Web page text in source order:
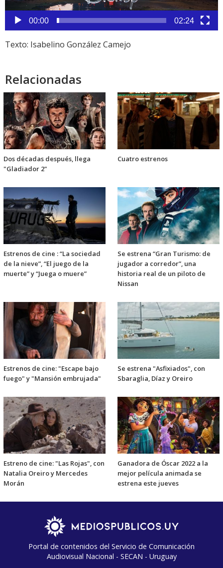
00:00 02:24
Texto: Isabelino González Camejo
Relacionadas
Dos décadas después, llega
"Gladiador 2"
Cuatro estrenos
Estrenos de cine : “La sociedad
de la nieve”, “El juego de la
muerte” y “Juega o muere”
Se estrena “Gran Turismo: de
jugador a corredor”, una
historia real de un piloto de
Nissan
Estrenos de cine: "Escape bajo
fuego" y "Mansión embrujada"
Se estrena "Asfixiados", con
Sbaraglia, Díaz y Oreiro
Estreno de cine: "Las Rojas", con
Natalia Oreiro y Mercedes
Morán
Ganadora de Óscar 2022 a la
mejor película animada se
estrena este jueves
Portal de contenidos del Servicio de Comunicación
Audiovisual Nacional - SECAN - Uruguay